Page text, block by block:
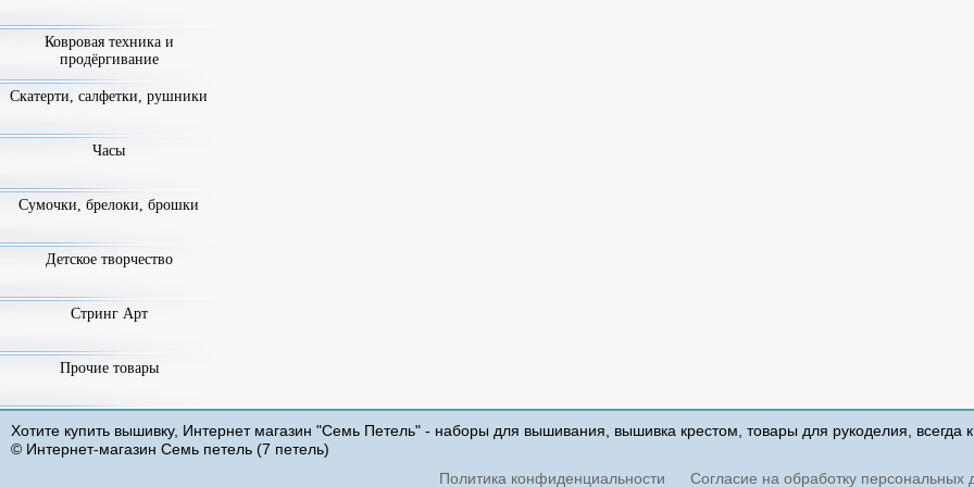
Ковровая техника и
продёргивание
Скатерти, салфетки, рушники
Часы
Сумочки, брелоки, брошки
Детское творчество
Стринг Арт
Прочие товары
Хотите купить вышивку, Интернет магазин "Семь Петель" - наборы для вышивания, вышивка крестом, товары для рукоделия, всегда
© Интернет-магазин Семь петель (7 петель)
Политика конфиденциальности
Согласие на обработку персональных